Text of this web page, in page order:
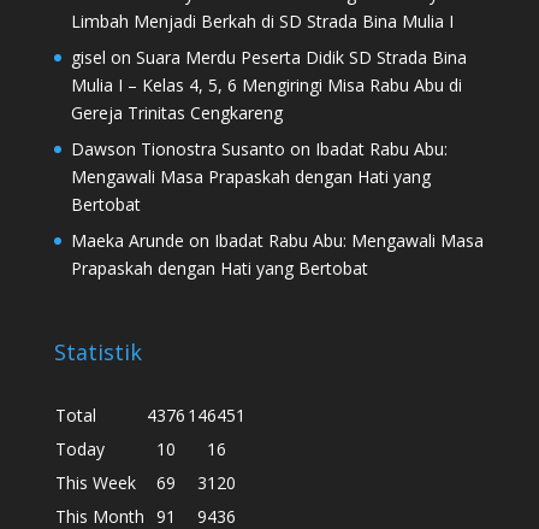
Limbah Menjadi Berkah di SD Strada Bina Mulia I
gisel on Suara Merdu Peserta Didik SD Strada Bina
Mulia I – Kelas 4, 5, 6 Mengiringi Misa Rabu Abu di
Gereja Trinitas Cengkareng
Dawson Tionostra Susanto on Ibadat Rabu Abu:
Mengawali Masa Prapaskah dengan Hati yang
Bertobat
Maeka Arunde on Ibadat Rabu Abu: Mengawali Masa
Prapaskah dengan Hati yang Bertobat
Statistik
Total 4376 146451
Today
10
16
This Week
69
3120
This Month 91 9436